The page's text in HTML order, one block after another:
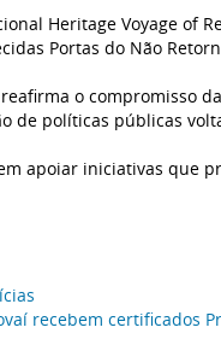
Heritage Voyage of
Portas do Não
o compromisso
de políticas públicas
apoiar iniciativas que
recebem certificados